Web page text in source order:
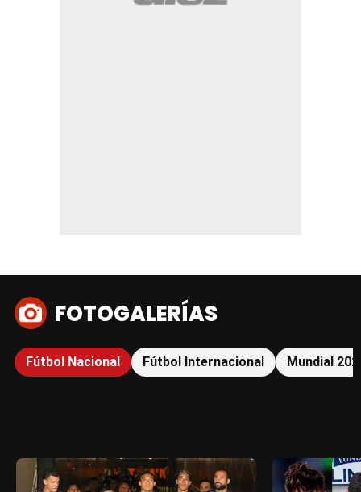
FOTOGALERÍAS
Fútbol Nacional Fútbol Internacional Mundial